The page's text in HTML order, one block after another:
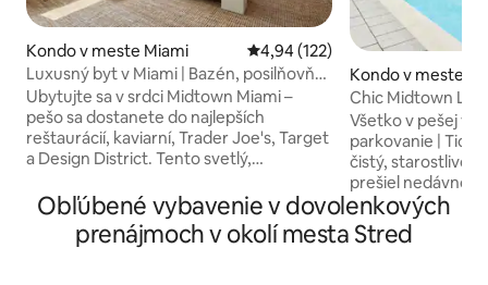
Kondo v meste Miami Priemerné ohodnotenie 4,94 z
4,94 (122)
Luxusný byt v Miami | Bazén, posilňovňa
a parkovanie
Ubytujte sa v srdci Midtown Miami –
pešo sa dostanete do najlepších
reštaurácií, kaviarní, Trader Joe's, Target
a Design District. Tento svetlý,
ubytovanie pre 5 osôb a má 2 kúpeľne,
plne vybavenú kuchyňu, slnečný obývací
priestor a súkromný balkón na relaxáciu.
Kondo v meste
Chic Midtown Lge
Strešný bazén
Všetko v pešej
parkovanie | Ticho Tento sofistikovaný
čistý, starostlivo
prešiel nedávnou
2026. Z nadrozmernej izby s 1 spálňou je
úžasný výhľad na
Prípadne sa
Obľúbené vybavenie v dovolenkových
prenájmoch v okolí mesta Stred